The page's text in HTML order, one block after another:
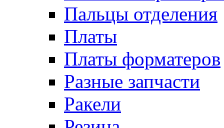
Пальцы отделения
Платы
Платы форматеров
Разные запчасти
Ракели